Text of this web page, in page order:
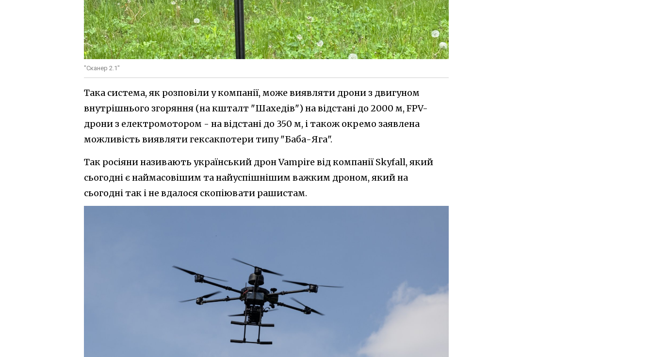
"Сканер 2.1"
Така система, як розповіли у компанії, може виявляти дрони з двигуном
внутрішнього згоряння (на кшталт "Шахедів") на відстані до 2000 м, FPV-
дрони з електромотором - на відстані до 350 м, і також окремо заявлена
можливість виявляти гексакпотери типу "Баба-Яга".
Так росіяни називають український дрон Vampire від компанії Skyfall, який
сьогодні є наймасовішим та найуспішнішим важким дроном, який на
сьогодні так і не вдалося скопіювати рашистам.